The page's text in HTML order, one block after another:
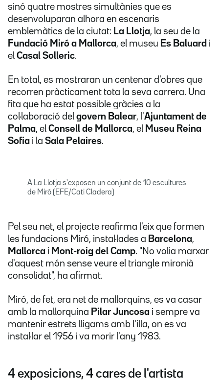
sinó quatre mostres simultànies que es
desenvoluparan alhora en escenaris
emblemàtics de la ciutat: La Llotja, la seu de la
Fundació Miró a Mallorca, el museu Es Baluard i
el Casal Solleric.
En total, es mostraran un centenar d'obres que
recorren pràcticament tota la seva carrera. Una
fita que ha estat possible gràcies a la
col·laboració del govern Balear, l'Ajuntament de
Palma, el Consell de Mallorca, el Museu Reina
Sofia i la Sala Pelaires.
A La Llotja s'exposen un conjunt de 10 escultures
de Miró (EFE/Cati Cladera)
Pel seu net, el projecte reafirma l'eix que formen
les fundacions Miró, instal·lades a Barcelona,
Mallorca i Mont-roig del Camp. "No volia marxar
d'aquest món sense veure el triangle mironià
consolidat", ha afirmat.
Miró, de fet, era net de mallorquins, es va casar
amb la mallorquina Pilar Juncosa i sempre va
mantenir estrets lligams amb l'illa, on es va
instal·lar el 1956 i va morir l'any 1983.
4 exposicions, 4 cares de l'artista